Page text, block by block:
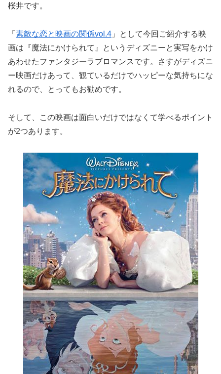
桜井です。
「 素敵な恋と映画の関係vol.4 」として今回ご紹介する映
画は『魔法にかけられて』というディズニーと実写をかけ
あわせたファンタジーラブロマンスです。さすがディズニ
ー映画だけあって、観ているだけでハッピーな気持ちにな
れるので、とってもお勧めです。
そして、この映画は面白いだけではなくて学べるポイント
が2つあります。